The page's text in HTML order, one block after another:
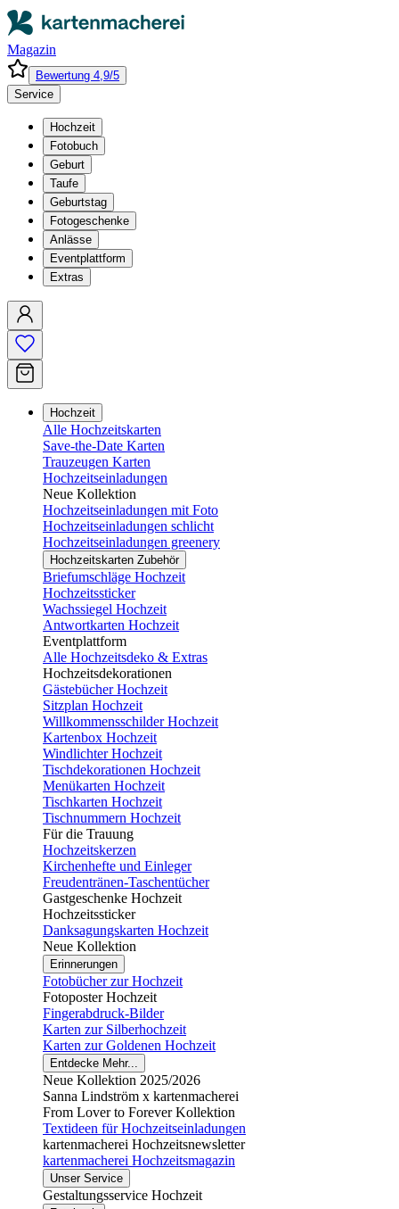
Magazin
Bewertung 4,9/5
Service
Hochzeit
Fotobuch
Geburt
Taufe
Geburtstag
Fotogeschenke
Anlässe
Eventplattform
Extras
Hochzeit
Alle Hochzeitskarten
Save-the-Date Karten
Trauzeugen Karten
Hochzeitseinladungen
Neue Kollektion
Hochzeitseinladungen mit Foto
Hochzeitseinladungen schlicht
Hochzeitseinladungen greenery
Hochzeitskarten Zubehör
Briefumschläge Hochzeit
Hochzeitssticker
Wachssiegel Hochzeit
Antwortkarten Hochzeit
Eventplattform
Alle Hochzeitsdeko & Extras
Hochzeitsdekorationen
Gästebücher Hochzeit
Sitzplan Hochzeit
Willkommensschilder Hochzeit
Kartenbox Hochzeit
Windlichter Hochzeit
Tischdekorationen Hochzeit
Menükarten Hochzeit
Tischkarten Hochzeit
Tischnummern Hochzeit
Für die Trauung
Hochzeitskerzen
Kirchenhefte und Einleger
Freudentränen-Taschentücher
Gastgeschenke Hochzeit
Hochzeitssticker
Danksagungskarten Hochzeit
Neue Kollektion
Erinnerungen
Fotobücher zur Hochzeit
Fotoposter Hochzeit
Fingerabdruck-Bilder
Karten zur Silberhochzeit
Karten zur Goldenen Hochzeit
Entdecke Mehr...
Neue Kollektion 2025/2026
Sanna Lindström x kartenmacherei
From Lover to Forever Kollektion
Textideen für Hochzeitseinladungen
kartenmacherei Hochzeitsnewsletter
kartenmacherei Hochzeitsmagazin
Unser Service
Gestaltungsservice Hochzeit